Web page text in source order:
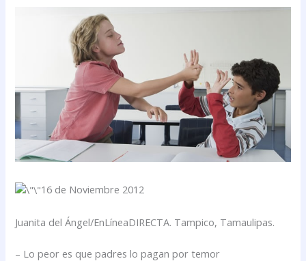
16 de Noviembre 2012
Juanita del Ángel/EnLíneaDIRECTA. Tampico, Tamaulipas.
– Lo peor es que padres lo pagan por temor